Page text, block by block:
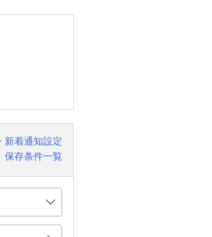
新着通知設定
保存条件一覧